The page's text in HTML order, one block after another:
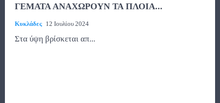
ΓΕΜΑΤΑ ΑΝΑΧΩΡΟΥΝ ΤΑ ΠΛΟΙΑ...
Κυκλάδες 12 Ιουλίου 2024
Στα ύψη βρίσκεται απ...